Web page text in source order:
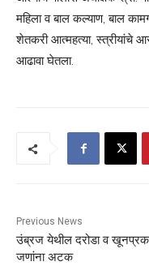
महिला व बाल कल्याण, बाल
शेतकरी आत्महत्या, स्त्रीयांचे
आढावा घेतला.
Previous News
उंब्रज येथील दरोडा व
जणांना अटक